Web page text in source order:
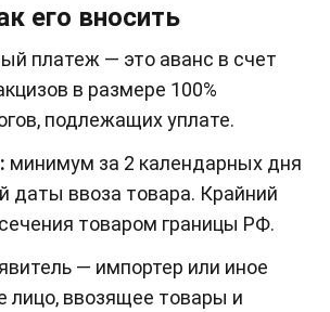
его вносить
платеж — это аванс в счет
в размере 100%
подлежащих уплате.
минимум за 2 календарных дня
даты ввоза товара. Крайний
товаром границы РФ.
— импортер или иное
лицо, ввозящее товары и